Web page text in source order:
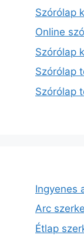
Szórólap
Online
Szórólap
Szórólap
Szórólap
Ingyenes
Arc
Étlap